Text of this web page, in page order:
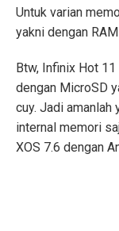
Untuk varian
yakni dengan
Btw, Infinix Hot
dengan MicroSD
cuy. Jadi amanlah
internal memori
XOS 7.6 dengan